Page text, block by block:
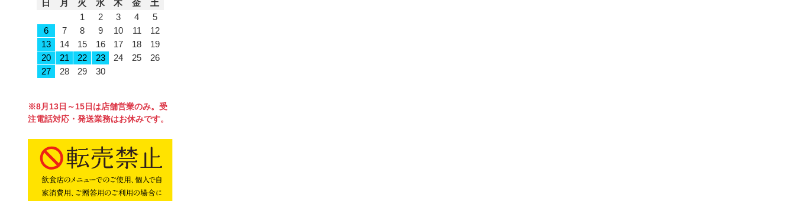
日
月 火 水 木 金
土
1
2 3 4
5
6
7 8 9 10 11
12
13
14 15 16 17 18
19
20
21 22 23 24 25
26
27
28 29 30
※8月13日～15日は店舗営業のみ。受
注電話対応・発送業務はお休みです。